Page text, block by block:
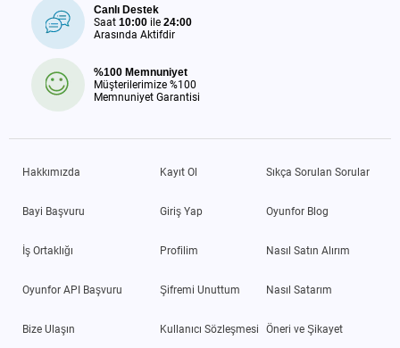
Canlı Destek
Saat 10:00 ile 24:00
Arasında Aktifdir
%100 Memnuniyet
Müşterilerimize %100
Memnuniyet Garantisi
Hakkımızda
Bayi Başvuru
İş Ortaklığı
Oyunfor API Başvuru
Bize Ulaşın
Kayıt Ol
Giriş Yap
Profilim
Şifremi Unuttum
Kullanıcı Sözleşmesi
Sıkça Sorulan Sorular
Oyunfor Blog
Nasıl Satın Alırım
Nasıl Satarım
Öneri ve Şikayet